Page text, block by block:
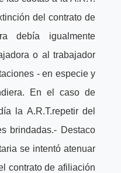
del contrato de
debía igualmente
o al trabajador
- en especie y
En el caso de
la A.R.T.repetir del
brindadas.- Destaco
se intentó atenuar
contrato de afiliación